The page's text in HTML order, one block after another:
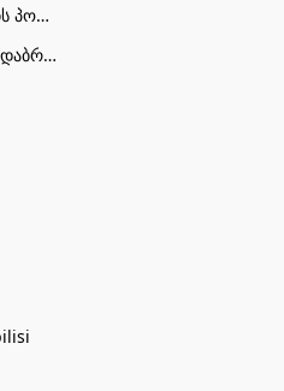
კონფიდენციალურობის პოლიტიკა
საქონლის უპირობოდ დაბრუნების პირობები